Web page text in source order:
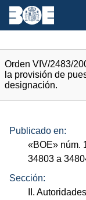
Orden VIV/2483/
la provisión de
designación.
Publicado en:
«BOE» núm.
34803 a
Sección:
II.